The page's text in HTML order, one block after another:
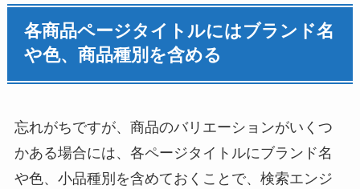
各商品ページタイトルにはブランド名
や色、商品種別を含める
忘れがちですが、商品のバリエーションがいくつ
かある場合には、各ページタイトルにブランド名
や色、小品種別を含めておくことで、検索エンジ